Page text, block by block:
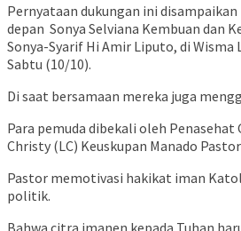
Pernyataan dukungan ini
depan Sonya Selviana Kembuan dan
Sonya-Syarif Hi Amir Liputo, di
Sabtu (10/10).
Di saat bersamaan mereka juga
Para pemuda dibekali oleh Penasehat
Christy (LC) Keuskupan Manado
Pastor memotivasi hakikat iman
politik.